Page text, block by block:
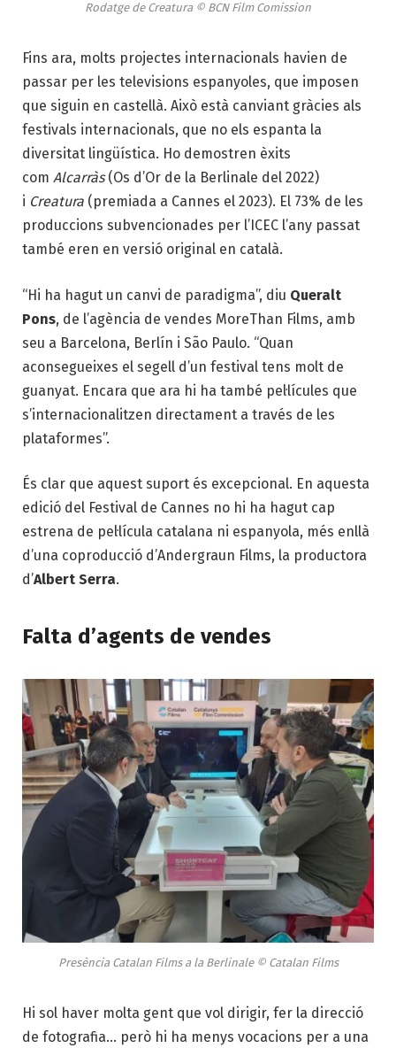
Rodatge de Creatura © BCN Film Comission
Fins ara, molts projectes internacionals havien de
passar per les televisions espanyoles, que imposen
que siguin en castellà. Això està canviant gràcies als
festivals internacionals, que no els espanta la
diversitat lingüística. Ho demostren èxits
com Alcarràs(Os d’Or de la Berlinale del 2022)
i Creatura (premiada a Cannes el 2023). El 73% de les
produccions subvencionades per l’ICEC l’any passat
també eren en versió original en català.
“Hi ha hagut un canvi de paradigma”, diu Queralt
Pons, de l’agència de vendes MoreThan Films, amb
seu a Barcelona, Berlín i São Paulo. “Quan
aconsegueixes el segell d’un festival tens molt de
guanyat. Encara que ara hi ha també pel·lícules que
s’internacio­nalitzen directament a través de les
plataformes”.
És clar que aquest suport és excepcional. En aquesta
edició del Festival de Cannes no hi ha hagut cap
estrena de pel·lícula catalana ni espanyola, més enllà
d’una coproducció d’Andergraun Films, la productora
d’Albert Serra.
Falta d’agents de vendes
Presència Catalan Films a la Berlinale © Catalan Films
Hi sol haver molta gent que vol dirigir, fer la direcció
de fotografia… però hi ha menys vocacions per a una